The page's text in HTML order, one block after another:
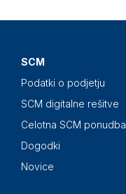
SCM
Podatki o podjetju
SCM digitalne rešitve
Celotna SCM ponudba
Dogodki
Novice